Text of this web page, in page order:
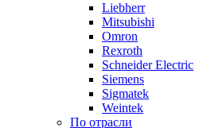
Liebherr
Mitsubishi
Omron
Rexroth
Schneider Electric
Siemens
Sigmatek
Weintek
По отрасли